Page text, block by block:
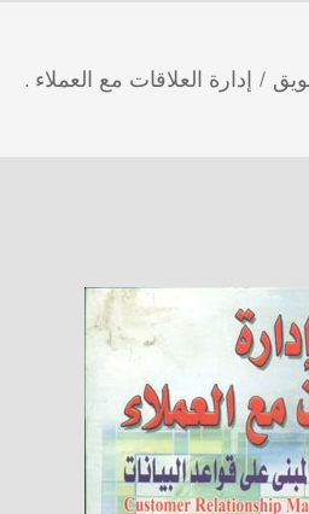
إدارة العلاقات مع العملاء .